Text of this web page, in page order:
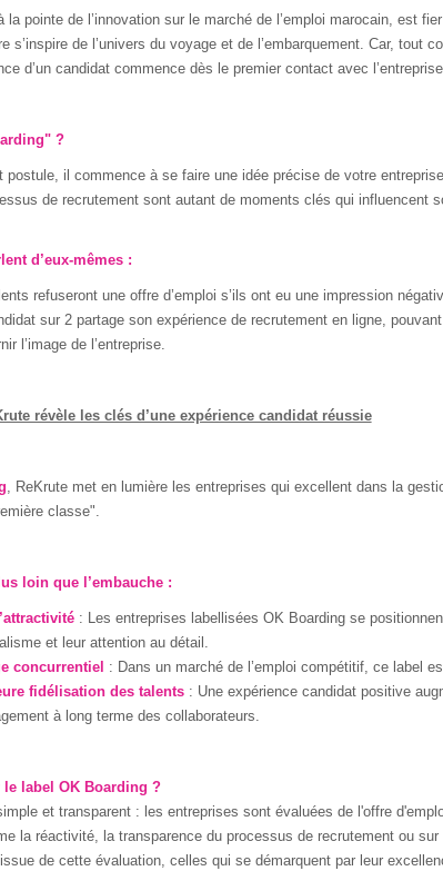
la pointe de l’innovation sur le marché de l’emploi marocain, est
s’inspire de l’univers du voyage et de l’embarquement. Car, tout
d’un candidat commence dès le premier contact avec
?
postule, il commence à se faire une idée précise de votre
de recrutement sont autant de moments clés qui influencent
d’eux-mêmes :
refuseront une offre d’emploi s’ils ont eu une impression
sur 2 partage son expérience de recrutement en ligne,
l’image de l’entreprise.
révèle les clés d’une expérience candidat réussie
, ReKrute met en lumière les entreprises qui excellent dans la
classe".
loin que l’embauche :
: Les entreprises labellisées OK Boarding se
et leur attention au détail.
concurrentiel
: Dans un marché de l’emploi compétitif, ce label
fidélisation des talents: Une expérience candidat positive
à long terme des collaborateurs.
label OK Boarding ?
et transparent : les entreprises sont évaluées de l'offre
la réactivité, la transparence du processus de recrutement ou
de cette évaluation, celles qui se démarquent par leur